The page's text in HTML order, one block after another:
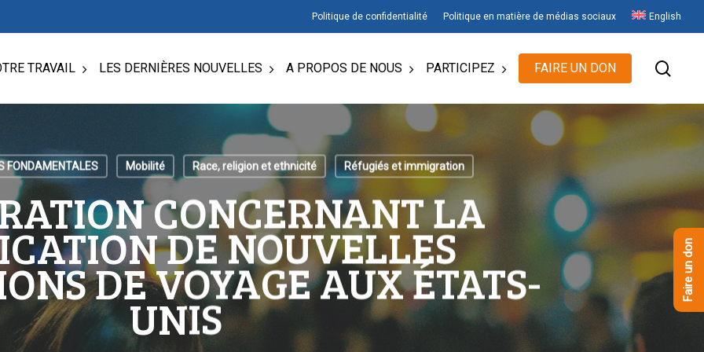
Politique de confidentialité Politique en matière de médias sociaux English
TRAVAIL LES DERNIÈRES NOUVELLES A PROPOS DE NOUS PARTICIPEZ FAIRE UN DON
FONDAMENTALES Mobilité Race, religion et ethnicité Réfugiés et immigration
CONCERNANT LA
DE NOUVELLES
DE VOYAGE AUX ÉTATS-
UNIS
Faire un don